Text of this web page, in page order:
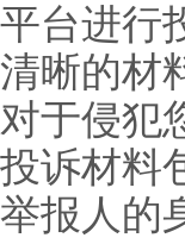
平台进行
清晰的材
对于侵犯
投诉材料
举报人的